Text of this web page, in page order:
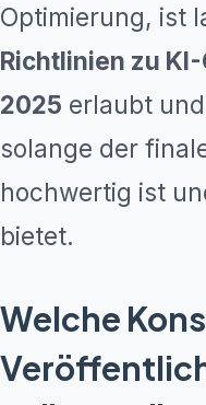
Optimierung, ist
Richtlinien zu
2025 erlaubt
solange der
hochwertig ist
bietet.
Welche